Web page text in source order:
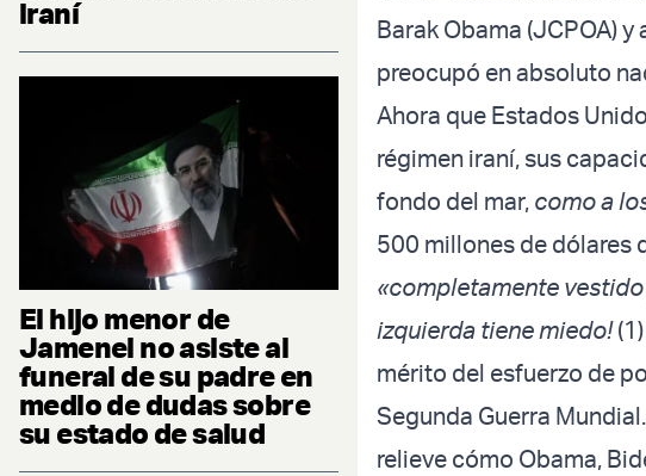
iraní
El hijo menor de
Jamenei no asiste al
funeral de su padre en
medio de dudas sobre
su estado de salud
Barak Obama (JCPOA)
preocupó en absoluto
Ahora que Estados
régimen iraní, sus
fondo del mar, como a
500 millones de dólares
«completamente
izquierda tiene miedo!
mérito del esfuerzo de
Segunda Guerra
relieve cómo Obama,